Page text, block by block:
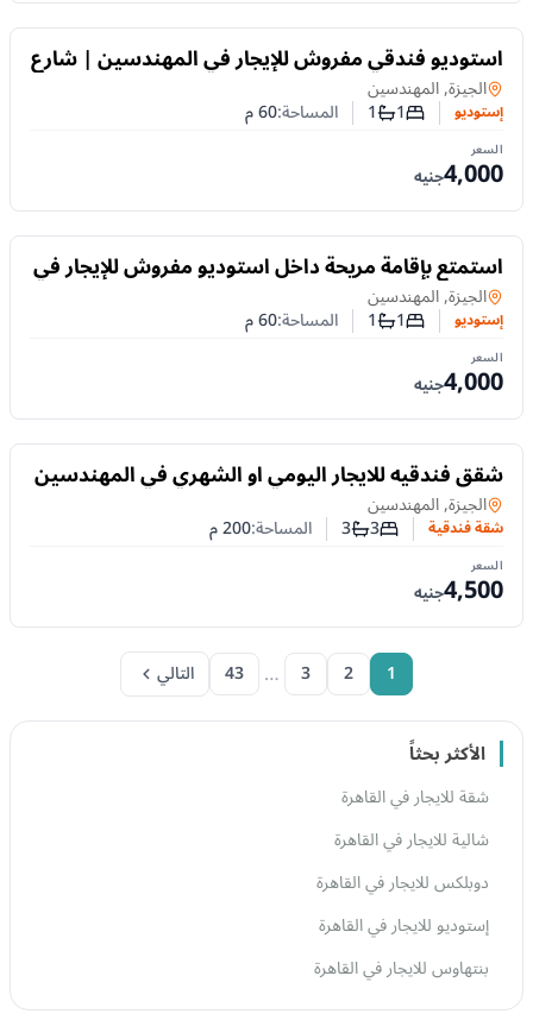
للايجار
استوديو فندقي مفروش للإيجار في المهندسين | شارع
فوزي رماح – تفرعات شهاب
إستوديوفي
الجيزة, المهندسين
إستوديو عدد غرف النوم
1عدد الحمامات
1 المساحة:60م
السعر
4,000جنيه
للايجار
استمتع بإقامة مريحة داخل استوديو مفروش للإيجار في
المهندسين | تفرعات شارع شهاب
إستوديوفي
الجيزة, المهندسين
إستوديو عدد غرف النوم
1عدد الحمامات
1 المساحة:60م
السعر
4,000جنيه
للايجار
شقق فندقيه للايجار اليومي او الشهري في المهندسين
امام نادي الزمالك
شقة فندقيةفي
الجيزة, المهندسين
شقة فندقية عدد غرف النوم
3عدد الحمامات
3 المساحة:200م
السعر
4,500جنيه
1
2
3
…
43 التالي
الأكثر بحثاً
شقة للايجار في القاهرة
شالية للايجار في القاهرة
دوبلكس للايجار في القاهرة
إستوديو للايجار في القاهرة
بنتهاوس للايجار في القاهرة